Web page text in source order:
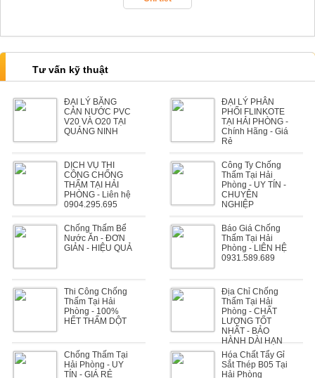
Tư vấn kỹ thuật
ĐẠI LÝ BĂNG
CẢN NƯỚC PVC
V20 VÀ O20 TẠI
QUẢNG NINH
ĐẠI LÝ PHÂN
PHỐI FLINKOTE
TẠI HẢI PHÒNG -
Chính Hãng - Giá
Rẻ
DỊCH VỤ THI
CÔNG CHỐNG
THẤM TẠI HẢI
PHÒNG - Liên hệ
0904.295.695
Công Ty Chống
Thấm Tại Hải
Phòng - UY TÍN -
CHUYÊN
NGHIỆP
Chống Thấm Bể
Nước Ăn - ĐƠN
GIẢN - HIỆU QUẢ
Báo Giá Chống
Thấm Tại Hải
Phòng - LIÊN HỆ
0931.589.689
Thi Công Chống
Thấm Tại Hải
Phòng - 100%
HẾT THẤM DỘT
Địa Chỉ Chống
Thấm Tại Hải
Phòng - CHẤT
LƯỢNG TỐT
NHẤT - BẢO
HÀNH DÀI HẠN
Chống Thấm Tại
Hải Phòng - UY
TÍN - GIÁ RẺ
Hóa Chất Tẩy Gỉ
Sắt Thép B05 Tại
Hải Phòng